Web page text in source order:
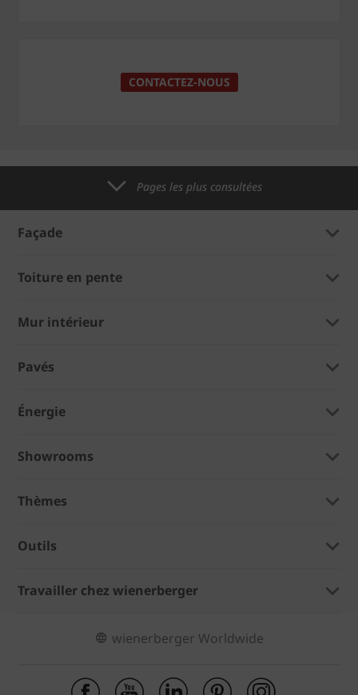
CONTACTEZ-NOUS
Pages les plus consultées
Façade
Toiture en pente
Mur intérieur
Pavés
Énergie
Showrooms
Thèmes
Outils
Travailler chez wienerberger
wienerberger Worldwide